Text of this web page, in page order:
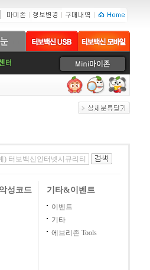
성코드 기타&이벤트
이벤트
기타
에브리존 Tools